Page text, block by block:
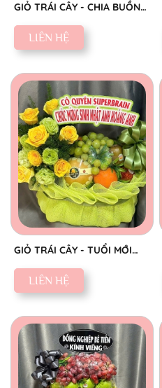
GIỎ TRÁI CÂY - CHIA BUỒN
CHÂN THÀNH
LIÊN HỆ
GIỎ TRÁI CÂY - TUỔI MỚI
VINH HOA
LIÊN HỆ